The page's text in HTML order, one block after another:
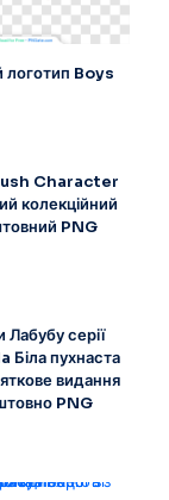
логотип Boys
Character
колекційний
PNG
серії
пухнаста
видання
PNG